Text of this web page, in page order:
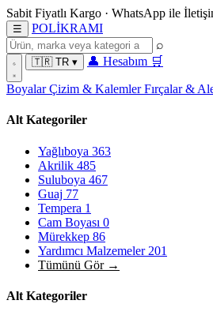
Sabit Fiyatlı Kargo · WhatsApp ile
☰ POLİKRAMI
⌕
🇹🇷 TR ▾ 👤 Hesabım 🛒
BoyalarÇizim & KalemlerFırçalar &
Alt Kategoriler
Yağlıboya 363
Akrilik 485
Suluboya 467
Guaj 77
Tempera 1
Cam Boyası 0
Mürekkep 86
Yardımcı Malzemeler 201
Tümünü Gör →
Alt Kategoriler